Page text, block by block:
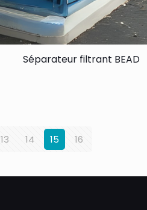
Séparateur filtrant BEAD
13 14 15 16